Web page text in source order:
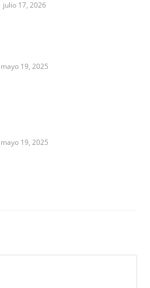
julio 17, 2026
mayo 19, 2025
mayo 19, 2025